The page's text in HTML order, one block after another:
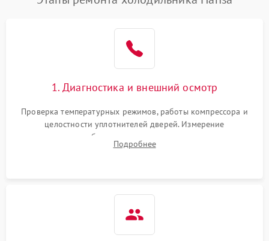
Поломка системы No Frost 2600 ₽ Подробнее →
работе
2000 ₽ Подробнее →
1000 ₽
1800 ₽
1. Диагностика и внешний осмотр
Проверка температурных режимов, работы компрессора и
целостности уплотнителей дверей. Измерение
сопротивления обмоток мотора, проверка термостата и
считывание кодов ошибок с электронного дисплея.
Подробнее